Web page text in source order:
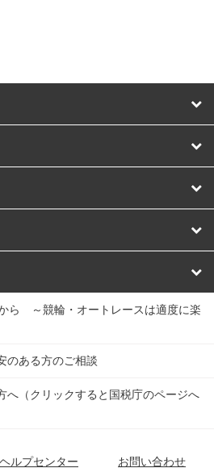
場 取手競輪場 宇都宮競輪場
競輪場 大垣競輪場 豊橋競輪場
ら ～競輪・オートレースは適度に楽
のある方のご相談
へ（クリックすると国税庁のページへ
ヘルプセンター お問い合わせ